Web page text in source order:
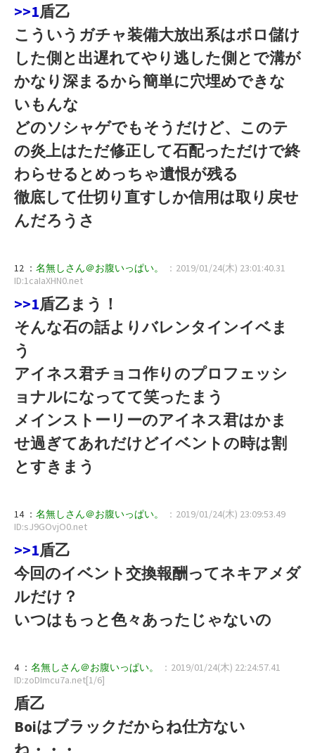
>>1盾乙
こういうガチャ装備大放出系はボロ儲け
した側と出遅れてやり逃した側とで溝が
かなり深まるから簡単に穴埋めできな
いもんな
どのソシャゲでもそうだけど、このテ
の炎上はただ修正して石配っただけで終
わらせるとめっちゃ遺恨が残る
徹底して仕切り直すしか信用は取り戻せ
んだろうさ
12 ： 名無しさん＠お腹いっぱい。
：2019/01/24(木) 23:01:40.31
ID:1caIaXHN0.net
>>1盾乙まう！
そんな石の話よりバレンタインイベま
う
アイネス君チョコ作りのプロフェッシ
ョナルになってて笑ったまう
メインストーリーのアイネス君はかま
せ過ぎてあれだけどイベントの時は割
とすきまう
14 ： 名無しさん＠お腹いっぱい。
：2019/01/24(木) 23:09:53.49
ID:sJ9GOvjO0.net
>>1盾乙
今回のイベント交換報酬ってネキアメダ
ルだけ？
いつはもっと色々あったじゃないの
4 ： 名無しさん＠お腹いっぱい。
：2019/01/24(木) 22:24:57.41
ID:zoDImcu7a.net[1/6]
盾乙
Boiはブラックだからね仕方ない